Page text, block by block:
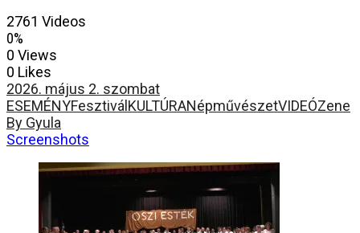
2761 Videos
0%
0 Views
0 Likes
2026. május 2. szombat
ESEMÉNYFesztivál KULTÚRANépművészetVIDEÓZene
By Gyula
Screenshots